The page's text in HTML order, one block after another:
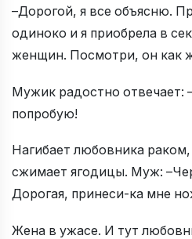
–Дорогой, я все объясню.
одиноко и я приобрела в
женщин. Посмотри, он как
Мужик радостно отвечает:
попробую!
Нагибает любовника
сжимает ягодицы. Муж:
Дорогая, принеси-ка мне
Жена в ужасе. И тут